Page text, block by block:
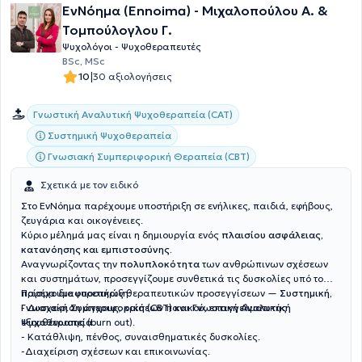
ΕνΝόημα (Ennoima) - Μιχαλοπούλου Α. &
Τομπούλογλου Γ.
Ψυχολόγοι - Ψυχοθεραπευτές
BSc, MSc
10|30 αξιολογήσεις
Γνωστική Αναλυτική Ψυχοθεραπεία (CAT)
Συστημική Ψυχοθεραπεία
Γνωσιακή Συμπεριφορική Θεραπεία (CBT)
Σχετικά με τον ειδικό
Στο ΕνΝόημα παρέχουμε υποστήριξη σε ενήλικες, παιδιά, εφήβους,
ζευγάρια και οικογένειες.
Κύριο μέλημά μας είναι η δημιουργία ενός πλαισίου ασφάλειας,
κατανόησης και εμπιστοσύνης.
Αναγνωρίζοντας την πολυπλοκότητα των ανθρώπινων σχέσεων
και συστημάτων, προσεγγίζουμε συνθετικά τις δυσκολίες υπό το
πρίσμα διαφορετικών θεραπευτικών προσεγγίσεων — Συστημική,
Γνωσιακή Συμπεριφορική (CBT) και Γνωστική Αναλυτική
Ψυχοθεραπεία.
Παρέχουμε υποστήριξη:
- Διαχείριση άγχους, κρίσεων πανικού, επαγγελματικής
εξουθένωσης (burn out).
- Κατάθλιψη, πένθος, συναισθηματικές δυσκολίες.
-Διαχείριση σχέσεων και επικοινωνίας.